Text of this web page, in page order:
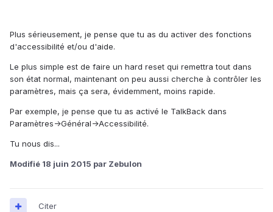
Plus sérieusement, je pense que tu as du activer des fonctions
d'accessibilité et/ou d'aide.
Le plus simple est de faire un hard reset qui remettra tout dans
son état normal, maintenant on peu aussi cherche à contrôler les
paramètres, mais ça sera, évidemment, moins rapide.
Par exemple, je pense que tu as activé le TalkBack dans
Paramètres->Général->Accessibilité.
Tu nous dis...
Modifié 18 juin 2015 par Zebulon
Citer